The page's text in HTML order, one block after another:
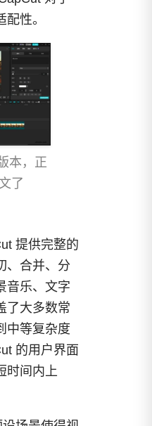
性。
本，正
了
提供完整的
、合并、分
音乐、文字
了大多数常
中等复杂度
的用户界面
时间内上